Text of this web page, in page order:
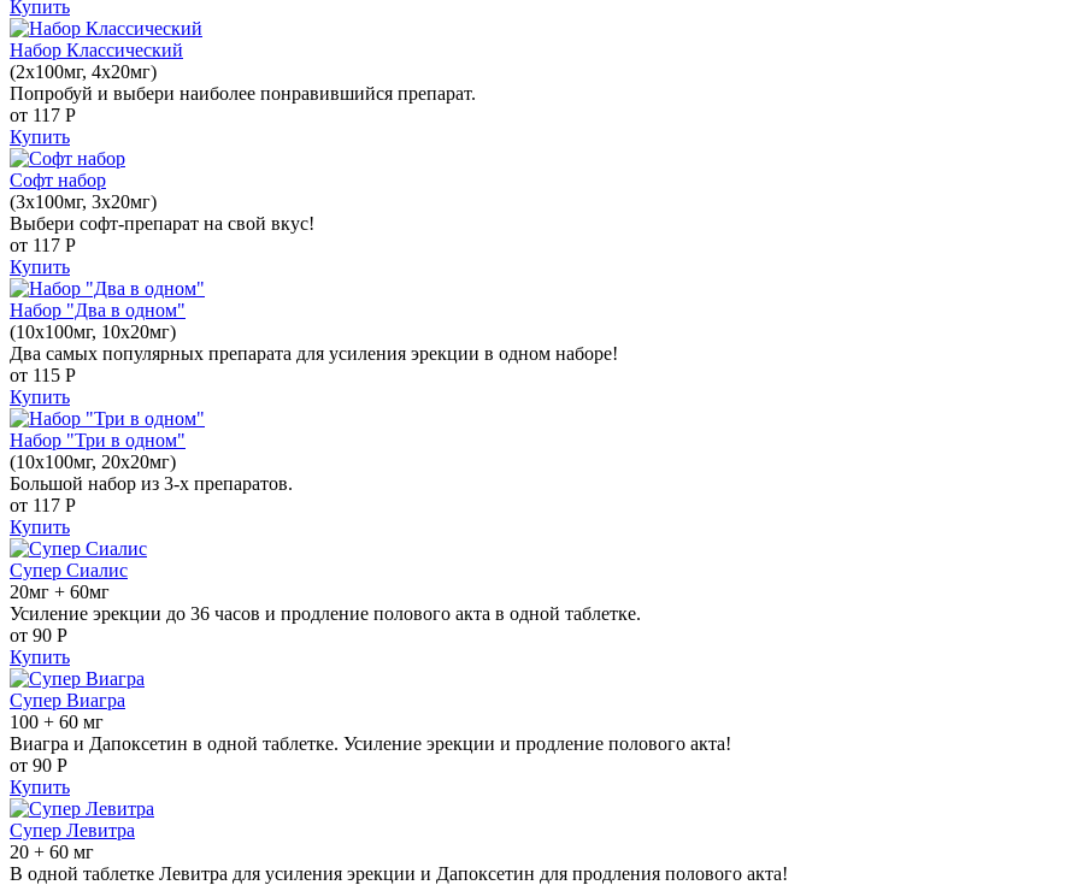
Купить
Набор Классический
(2x100мг, 4x20мг)
Попробуй и выбери наиболее понравившийся препарат.
от 117 Р
Купить
Софт набор
(3x100мг, 3x20мг)
Выбери софт-препарат на свой вкус!
от 117 Р
Купить
Набор "Два в одном"
(10x100мг, 10x20мг)
Два самых популярных препарата для усиления эрекции в одном наборе!
от 115 Р
Купить
Набор "Три в одном"
(10x100мг, 20x20мг)
Большой набор из 3-х препаратов.
от 117 Р
Купить
Супер Сиалис
20мг + 60мг
Усиление эрекции до 36 часов и продление полового акта в одной таблетке.
от 90 Р
Купить
Супер Виагра
100 + 60 мг
Виагра и Дапоксетин в одной таблетке. Усиление эрекции и продление полового акта!
от 90 Р
Купить
Супер Левитра
20 + 60 мг
В одной таблетке Левитра для усиления эрекции и Дапоксетин для продления полового акта!